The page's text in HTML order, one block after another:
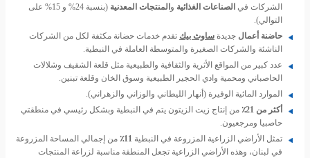
الشركات في الصناعات الغذائية و المنتجات المعدنية
(بنسبة 24% و 15% على
التوالي).
حاضنة أعمال جديدة ساوث بيك تقدم خدمات حضانة مكثفة لكل من الشركات
الناشئة والشركات الصغيرة والمتوسطة العاملة في النبطية.
عدد كبير من المواقع الأثرية والثقافية والطبيعية مثل قلعة الشقيف وشلالات
الحاصباني ومحمية وادي الحجير الطبيعية وسوق الخان وقلعة تبنين.
الموارد المائية الوفيرة (أنهار الليطاني والوزاني والزهراني).
أكثر من 21٪
من إنتاج زيت الزيتون يتم في النبطية وبشكل رئيسي في منطقتي
حاصبيا ومرجعيون.
تمثل الأراضي الزراعية المزروعة في النبطية 11٪
من إجمالي المساحة المزروعة
في لبنان، وهذه الأراضي الزراعية تجعل المنطقة مناسبة لزراعة المنتجات